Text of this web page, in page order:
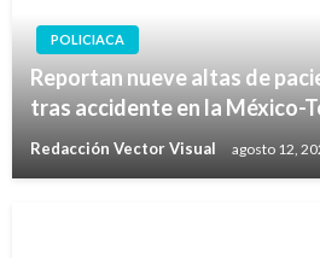
POLICIACA
Reportan nueve altas de
tras accidente en la México-
Redacción Vector Visual agosto 12,